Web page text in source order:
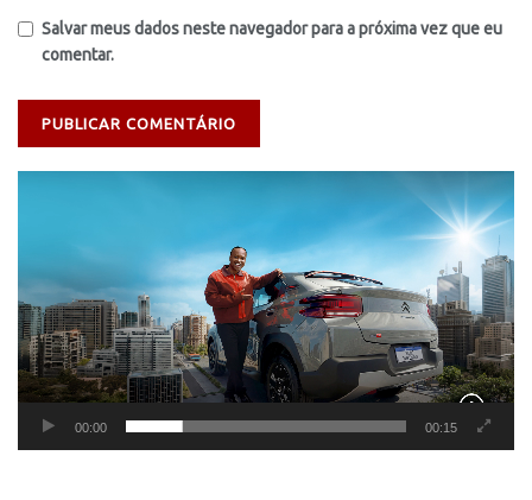
Salvar meus dados neste navegador para a próxima vez que eu
comentar.
00:00 00:15